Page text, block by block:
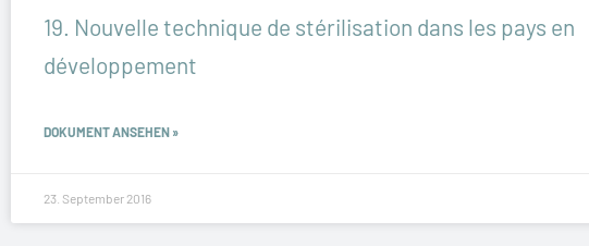
19. Nouvelle technique de stérilisation dans les pays en
développement
DOKUMENT ANSEHEN »
23. September 2016